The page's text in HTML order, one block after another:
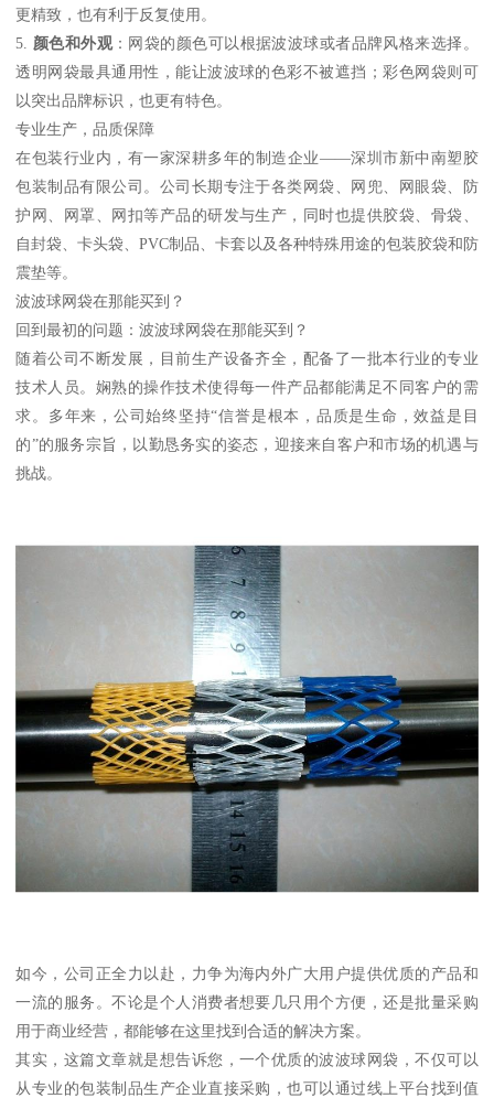
更精致，也有利于反复使用。
5. 颜色和外观：网袋的颜色可以根据波波球或者品牌风格来选择。
透明网袋最具通用性，能让波波球的色彩不被遮挡；彩色网袋则可
以突出品牌标识，也更有特色。
专业生产，品质保障
在包装行业内，有一家深耕多年的制造企业——深圳市新中南塑胶
包装制品有限公司。公司长期专注于各类网袋、网兜、网眼袋、防
护网、网罩、网扣等产品的研发与生产，同时也提供胶袋、骨袋、
自封袋、卡头袋、PVC制品、卡套以及各种特殊用途的包装胶袋和防
震垫等。
波波球网袋在那能买到？
回到最初的问题：波波球网袋在那能买到？
随着公司不断发展，目前生产设备齐全，配备了一批本行业的专业
技术人员。娴熟的操作技术使得每一件产品都能满足不同客户的需
求。多年来，公司始终坚持“信誉是根本，品质是生命，效益是目
的”的服务宗旨，以勤恳务实的姿态，迎接来自客户和市场的机遇与
挑战。
如今，公司正全力以赴，力争为海内外广大用户提供优质的产品和
一流的服务。不论是个人消费者想要几只用个方便，还是批量采购
用于商业经营，都能够在这里找到合适的解决方案。
其实，这篇文章就是想告诉您，一个优质的波波球网袋，不仅可以
从专业的包装制品生产企业直接采购，也可以通过线上平台找到值